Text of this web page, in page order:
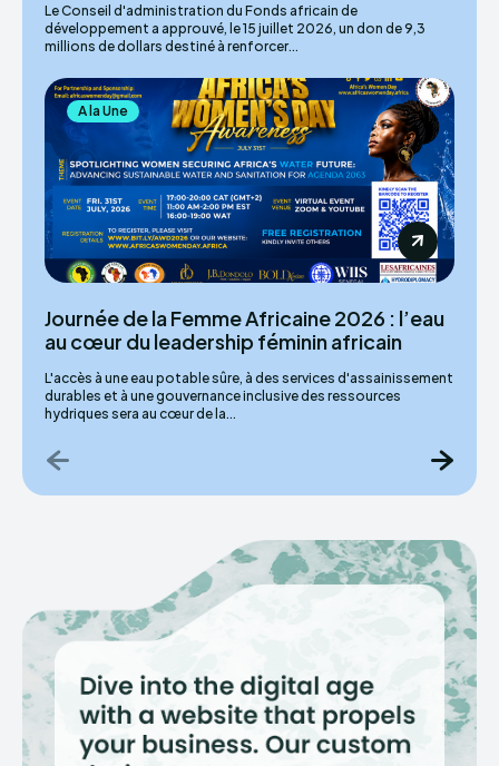
Le Conseil d'administration du Fonds africain de
développement a approuvé, le 15 juillet 2026, un don de 9,3
millions de dollars destiné à renforcer...
A la Une
Journée de la Femme Africaine 2026 : l’eau
au cœur du leadership féminin africain
L'accès à une eau potable sûre, à des services d'assainissement
durables et à une gouvernance inclusive des ressources
hydriques sera au cœur de la...